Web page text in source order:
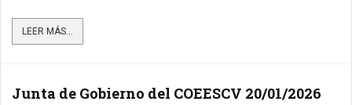
LEER MÁS...
Junta de Gobierno del COEESCV 20/01/2026